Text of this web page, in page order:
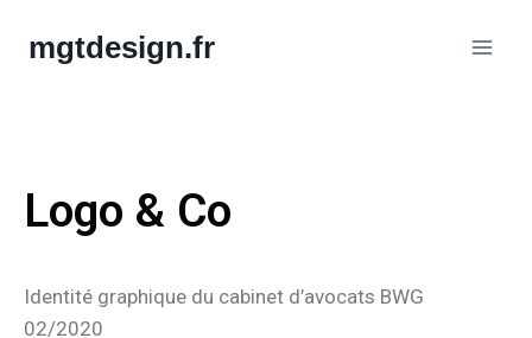
mgtdesign.fr
Logo & Co
Identité graphique du cabinet d’avocats BWG
02/2020